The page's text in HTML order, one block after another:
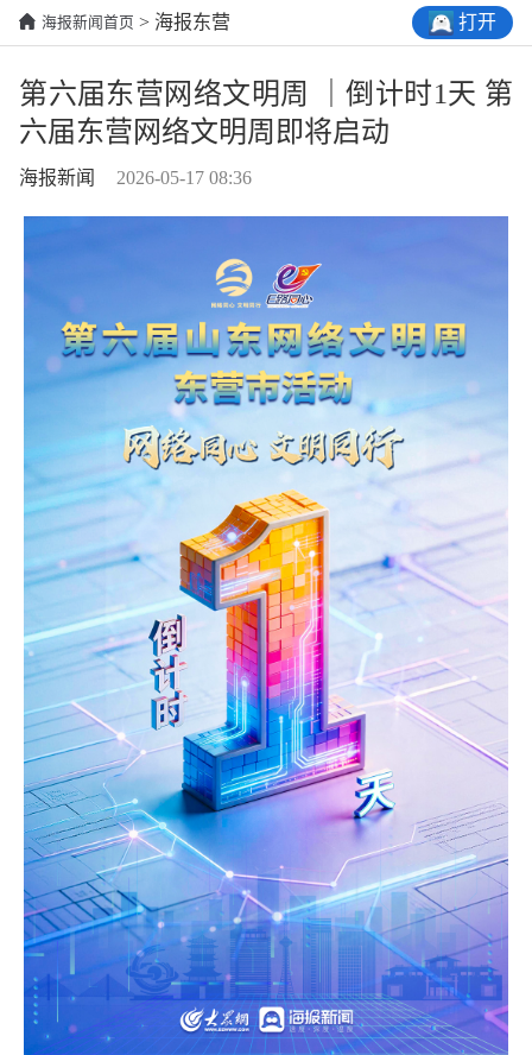
海报新闻首页 > 海报东营 打开
第六届东营网络文明周 ｜倒计时1天 第
六届东营网络文明周即将启动
海报新闻 2026-05-17 08:36